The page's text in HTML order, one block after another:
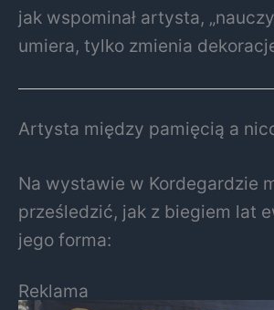
jak wspominał artysta,
umiera, tylko zmienia
Artysta między pamięcią a
Na wystawie w Kordegardzie
prześledzić, jak z biegiem lat
jego forma:
Reklama